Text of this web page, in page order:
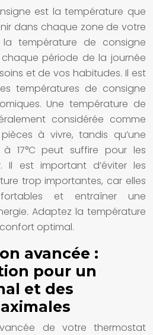
est la température que
dans chaque zone de votre
la température de consigne
période de la journée
et de vos habitudes. Il est
températures de consigne
Une température de
considérée comme
à vivre, tandis qu’une
à 17°C peut suffire pour les
Il est important d’éviter les
trop importantes, car elles
et entraîner une
Adaptez la température
optimal.
avancée :
pour un
et des
de votre thermostat